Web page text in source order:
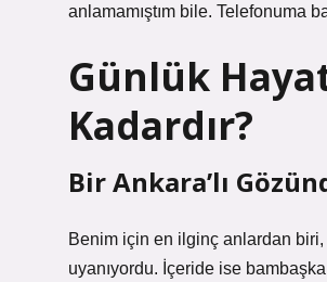
anlamamıştım bile. Telefonuma
Günlük
Kadardır?
Bir Ankara’lı
Benim için en ilginç anlardan biri,
uyanıyordu. İçeride ise